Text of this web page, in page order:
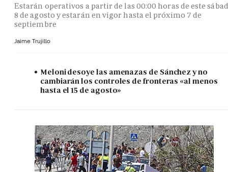
Estarán operativos a partir de las 00:00 horas de este
8 de agosto y estarán en vigor hasta el próximo 7 de
septiembre
Jaime Trujillo
Meloni desoye las amenazas de Sánchez y no
cambiarán los controles de fronteras «al menos
hasta el 15 de agosto»